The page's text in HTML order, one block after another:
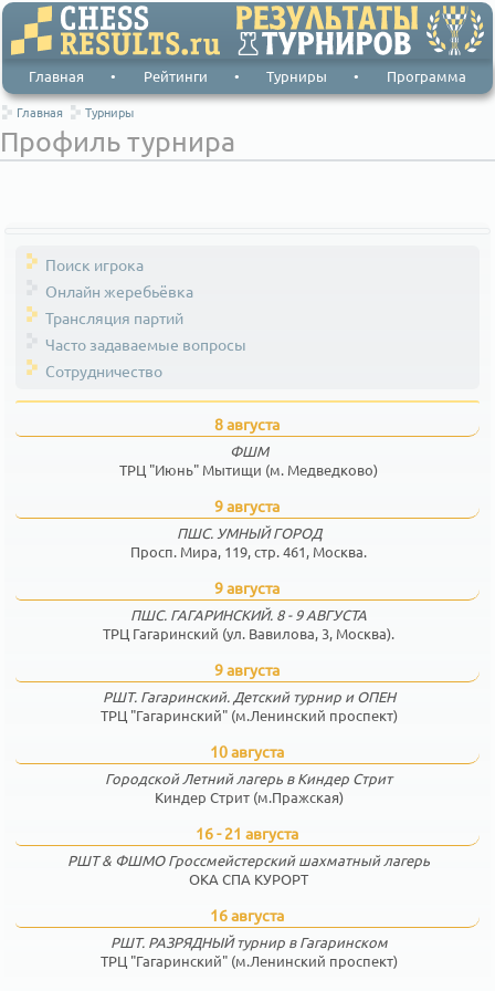
Главная • Рейтинги • Турниры • Программа
Главная Турниры
Профиль турнира
Поиск игрока
Онлайн жеребьёвка
Трансляция партий
Часто задаваемые вопросы
Сотрудничество
8 августа
ФШМ
ТРЦ "Июнь" Мытищи (м. Медведково)
9 августа
ПШС. УМНЫЙ ГОРОД
Просп. Мира, 119, стр. 461, Москва.
9 августа
ПШС. ГАГАРИНСКИЙ. 8 - 9 АВГУСТА
ТРЦ Гагаринский (ул. Вавилова, 3, Москва).
9 августа
РШТ. Гагаринский. Детский турнир и ОПЕН
ТРЦ "Гагаринский" (м.Ленинский проспект)
10 августа
Городской Летний лагерь в Киндер Стрит
Киндер Стрит (м.Пражская)
16 - 21 августа
РШТ & ФШМО Гроссмейстерский шахматный лагерь
ОКА СПА КУРОРТ
16 августа
РШТ. РАЗРЯДНЫЙ турнир в Гагаринском
ТРЦ "Гагаринский" (м.Ленинский проспект)